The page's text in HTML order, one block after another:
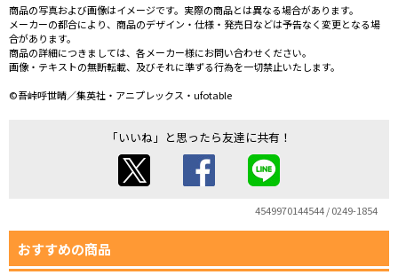
商品の写真および画像はイメージです。実際の商品とは異なる場合があります。
メーカーの都合により、商品のデザイン・仕様・発売日などは予告なく変更となる場
合があります。
商品の詳細につきましては、各メーカー様にお問い合わせください。
画像・テキストの無断転載、及びそれに準ずる行為を一切禁止いたします。
©吾峠呼世晴／集英社・アニプレックス・ufotable
「いいね」と思ったら友達に共有！
4549970144544 / 0249-1854
おすすめの商品